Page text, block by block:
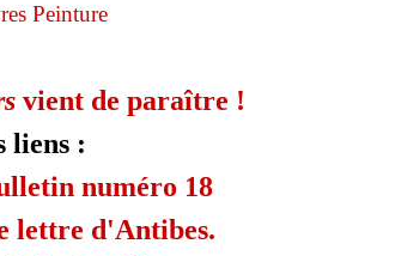
Peinture
vient de paraître !
liens :
numéro 18
lettre d'Antibes.